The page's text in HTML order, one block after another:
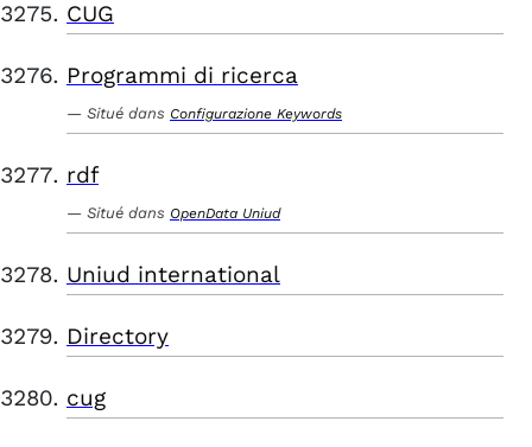
CUG
Programmi di ricerca
Situé dans Configurazione Keywords
rdf
Situé dans OpenData Uniud
Uniud international
Directory
cug